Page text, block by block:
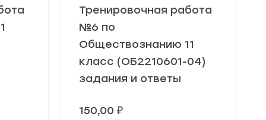
Тренировочная работа
№6 по
Обществознанию 11
класс (ОБ2210601-04)
задания и ответы
150,00 ₽